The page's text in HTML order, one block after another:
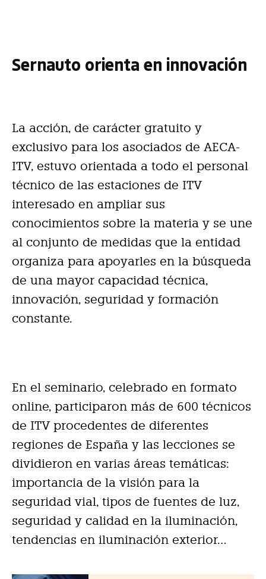
Sernauto orienta en innovación
La acción, de carácter gratuito y
exclusivo para los asociados de AECA-
ITV, estuvo orientada a todo el personal
técnico de las estaciones de ITV
interesado en ampliar sus
conocimientos sobre la materia y se une
al conjunto de medidas que la entidad
organiza para apoyarles en la búsqueda
de una mayor capacidad técnica,
innovación, seguridad y formación
constante.
En el seminario, celebrado en formato
online, participaron más de 600 técnicos
de ITV procedentes de diferentes
regiones de España y las lecciones se
dividieron en varias áreas temáticas:
importancia de la visión para la
seguridad vial, tipos de fuentes de luz,
seguridad y calidad en la iluminación,
tendencias en iluminación exterior…